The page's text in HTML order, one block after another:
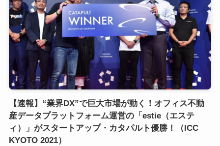
【速報】“業界DX”で巨大市場が動く！オフィス不動
産データプラットフォーム運営の「estie（エステ
ィ）」がスタートアップ・カタパルト優勝！（ICC
KYOTO 2021）